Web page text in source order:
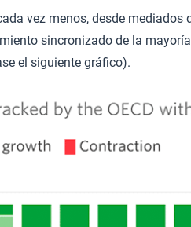
vez menos, desde mediados
sincronizado de la
el siguiente gráfico).